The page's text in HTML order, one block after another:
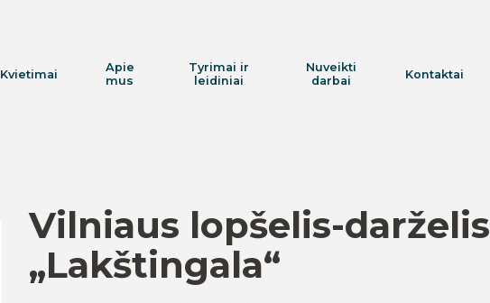
Kvietimai
Apie
mus
Tyrimai ir
leidiniai
Nuveikti
darbai
Kontaktai
Vilniaus lopšelis-darželis
„Lakštingala“